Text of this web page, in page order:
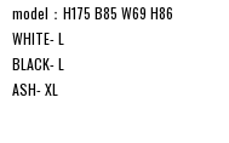
model：H175 B85 W69 H86
WHITE- L
BLACK- L
ASH- XL